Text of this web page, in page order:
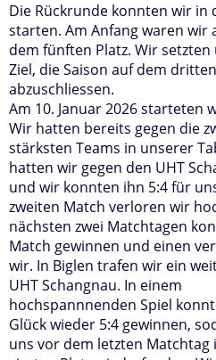
Die Rückrunde konnten wir
starten. Am Anfang waren wir
dem fünften Platz. Wir
Ziel, die Saison auf dem
abzuschliessen.
Am 10. Januar 2026 starteten
Wir hatten bereits gegen die
stärksten Teams in unserer
hatten wir gegen den UHT
und wir konnten ihn 5:4 für
zweiten Match verloren wir
nächsten zwei Matchtagen
Match gewinnen und einen
wir. In Biglen trafen wir ein
UHT Schangnau. In einem
hochspannnenden Spiel
Glück wieder 5:4 gewinnen,
uns vor dem letzten Matchtag